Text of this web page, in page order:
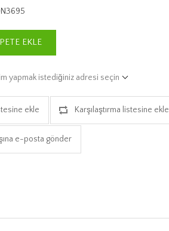
EKLE
yapmak istediğiniz adresi seçin
ekle Karşılaştırma listesine ekle
e-posta gönder